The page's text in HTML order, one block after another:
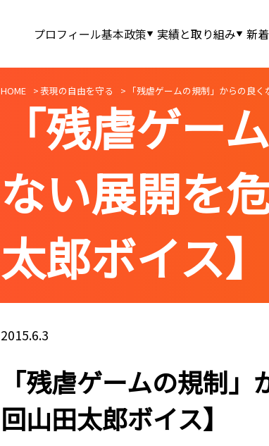
プロフィール基本政策 実績と取り組み 新
HOME 表現の自由を守る 「残虐ゲームの規制」からの良
「残虐ゲー
ない展開を
太郎ボイス】
2015.6.3
「残虐ゲームの規制
回山田太郎ボイス】